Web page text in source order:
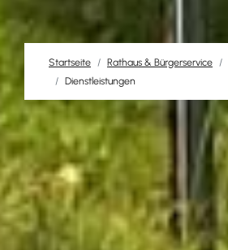
Startseite Rathaus & Bürgerservice
Dienstleistungen